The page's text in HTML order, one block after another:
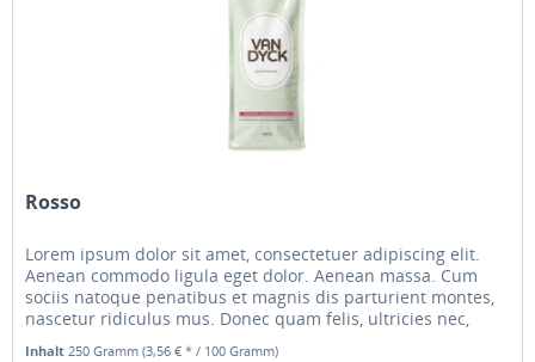
Rosso
Lorem ipsum dolor sit amet, consectetuer adipiscing elit.
Aenean commodo ligula eget dolor. Aenean massa. Cum
sociis natoque penatibus et magnis dis parturient montes,
nascetur ridiculus mus. Donec quam felis, ultricies nec,
pellentesque...
Inhalt250 Gramm(3,56 € * / 100 Gramm)